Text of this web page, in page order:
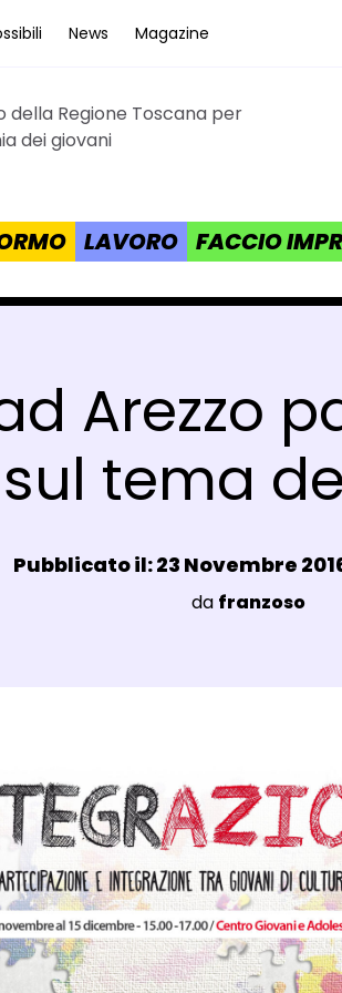
News Magazine
della Regione Toscana per
dei giovani
LAVORO FACCIO
Arezzo
sul tema
Data e ora:
Pubblicato il: 23 Novembre
Luogo:
da franzoso
Post